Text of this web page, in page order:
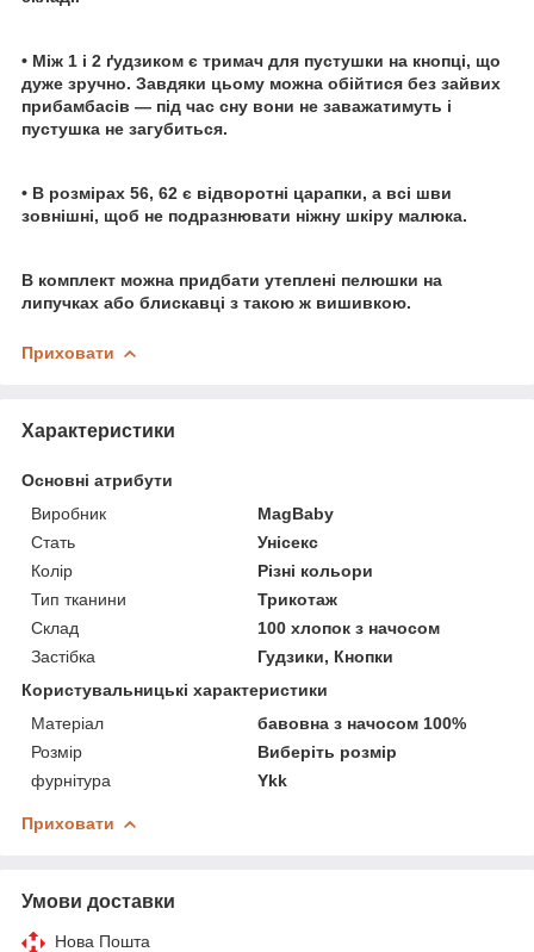
• Між 1 і 2 ґудзиком є тримач для пустушки на кнопці, що
дуже зручно. Завдяки цьому можна обійтися без зайвих
прибамбасів — під час сну вони не заважатимуть і
пустушка не загубиться.
• В розмірах 56, 62 є відворотні царапки, а всі шви
зовнішні, щоб не подразнювати ніжну шкіру малюка.
В комплект можна придбати утеплені пелюшки на
липучках або блискавці з такою ж вишивкою.
Приховати
Характеристики
Основні атрибути
Виробник
MagBaby
Стать
Унісекс
Колір
Різні кольори
Тип тканини
Трикотаж
Склад
100 хлопок з начосом
Застібка
Гудзики, Кнопки
Користувальницькі характеристики
Матеріал
бавовна з начосом 100%
Розмір
Виберіть розмір
фурнітура
Ykk
Приховати
Умови доставки
Нова Пошта